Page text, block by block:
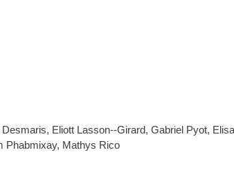
Eliott Lasson--Girard, Gabriel Pyot,
Phabmixay, Mathys Rico